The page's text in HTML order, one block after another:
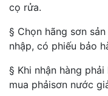
cọ rửa.
§ Chọn hãng sơn
nhập, có phiếu bảo
§ Khi nhận hàng
mua phảisơn nước